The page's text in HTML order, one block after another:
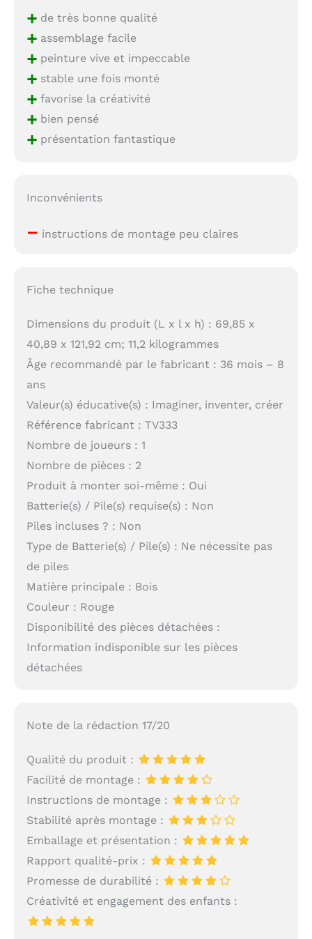
+de très bonne qualité
+assemblage facile
+peinture vive et impeccable
+stable une fois monté
+favorise la créativité
+bien pensé
+présentation fantastique
Inconvénients
– instructions de montage peu claires
Fiche technique
Dimensions du produit (L x l x h) : 69,85 x
40,89 x 121,92 cm; 11,2 kilogrammes
Âge recommandé par le fabricant : 36 mois – 8
ans
Valeur(s) éducative(s) : Imaginer, inventer, créer
Référence fabricant : TV333
Nombre de joueurs : 1
Nombre de pièces : 2
Produit à monter soi-même : Oui
Batterie(s) / Pile(s) requise(s) : Non
Piles incluses ? : Non
Type de Batterie(s) / Pile(s) : Ne nécessite pas
de piles
Matière principale : Bois
Couleur : Rouge
Disponibilité des pièces détachées :
Information indisponible sur les pièces
détachées
Note de la rédaction 17/20
Qualité du produit :
Facilité de montage :
Instructions de montage :
Stabilité après montage :
Emballage et présentation :
Rapport qualité-prix :
Promesse de durabilité :
Créativité et engagement des enfants :